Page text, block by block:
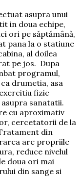
asupra unui
in doua echipe,
ori pe săptămână,
pana la o statiune
al doilea
pe jos. Dupa
programul,
drumetia, asa
fizic
sanatatii.
cu aproximativ
cercetatorii de la
din
are propriile
reduce nivelul
doua ori mai
din sange si